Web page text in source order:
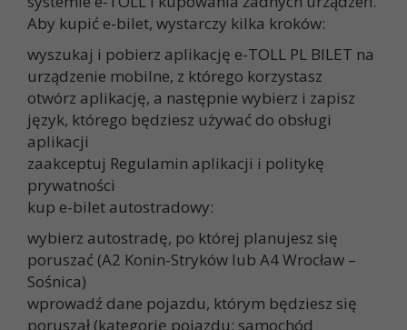
Aby kupić e-bilet, wystarczy kilka kroków:
wyszukaj i pobierz aplikację e-TOLL PL BILET na
urządzenie mobilne, z którego korzystasz
otwórz aplikację, a następnie wybierz i zapisz
język, którego będziesz używać do obsługi
aplikacji
zaakceptuj Regulamin aplikacji i politykę
prywatności
kup e-bilet autostradowy:
wybierz autostradę, po której planujesz się
poruszać (A2 Konin-Stryków lub A4 Wrocław –
Sośnica)
wprowadź dane pojazdu, którym będziesz się
poruszał (kategorię pojazdu: samochód